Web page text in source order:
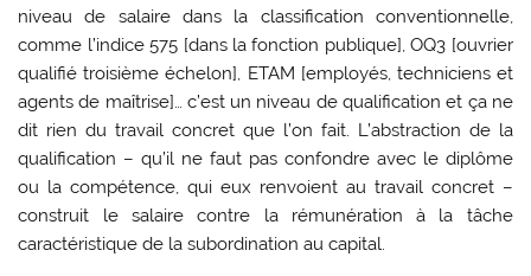
niveau de salaire dans la classification conventionnelle,
comme l’indice 575 [dans la fonction publique], OQ3 [ouvrier
qualifié troisième échelon], ETAM [employés, techniciens et
agents de maîtrise]… c’est un niveau de qualification et ça ne
dit rien du travail concret que l’on fait. L’abstraction de la
qualification – qu’il ne faut pas confondre avec le diplôme
ou la compétence, qui eux renvoient au travail concret –
construit le salaire contre la rémunération à la tâche
caractéristique de la subordination au capital.